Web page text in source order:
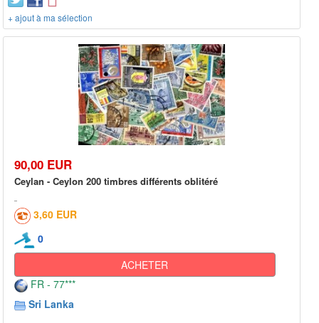
+ ajout à ma sélection
90,00 EUR
Ceylan - Ceylon 200 timbres différents oblitéré
3,60 EUR
0
ACHETER
FR - 77***
Sri Lanka